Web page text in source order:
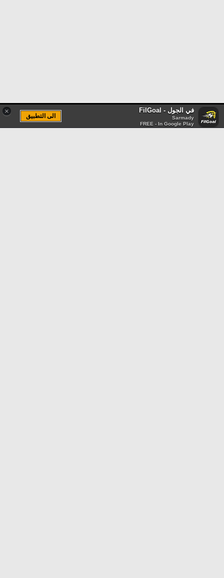
× في الجول - FilGoal
Sarmady
FREE - In Google Play
الى التطبيق